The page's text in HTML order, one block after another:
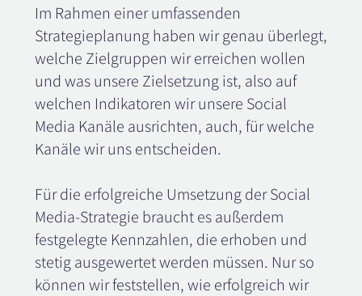
Im Rahmen einer umfassenden
Strategieplanung haben wir genau überlegt,
welche Zielgruppen wir erreichen wollen
und was unsere Zielsetzung ist, also auf
welchen Indikatoren wir unsere Social
Media Kanäle ausrichten, auch, für welche
Kanäle wir uns entscheiden.
Für die erfolgreiche Umsetzung der Social
Media-Strategie braucht es außerdem
festgelegte Kennzahlen, die erhoben und
stetig ausgewertet werden müssen. Nur so
können wir feststellen, wie erfolgreich wir